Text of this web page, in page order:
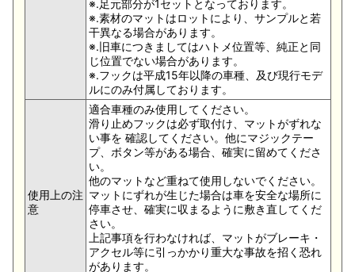
※.足元部分が1セットとなっております。
※.素材のマットはロットにより、サンプルと若
干異なる場合があります。
※.旧車につきましてはハトメ位置等、純正と同
じ位置でない場合があります。
※.フックは平成15年以降の車種、及び現行モデ
ルにのみ付属しております。
使用上の注
意
適合車種のみ使用してください。
滑り止めフックは必ず取付け、マットがずれな
い事を 確認してください。他にマジックテー
プ、ボタン等がある場合、確実に留めてくださ
い。
他のマットなど重ねて使用しないでください。
マットにずれが生じた場合は車を安全な場所に
停車させ、確実に収まるように敷き直してくだ
さい。
上記事項を行わなければ、マットがブレーキ・
アクセル等に引っかかり重大な事故を招く恐れ
があります。